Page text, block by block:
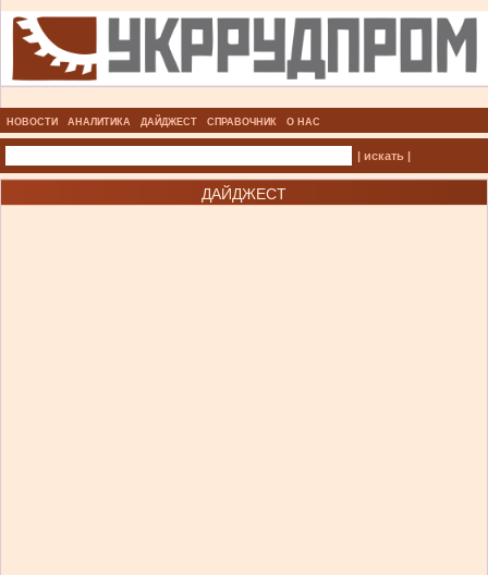
НОВОСТИ АНАЛИТИКА ДАЙДЖЕСТ СПРАВОЧНИК О НАС
| искать |
ДАЙДЖЕСТ